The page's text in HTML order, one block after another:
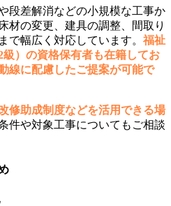
段差解消などの小規模な工事か
材の変更、建具の調整、間取り
で幅広く対応しています。 福祉
）の資格保有者も在籍してお
線に配慮したご提案が可能で
修助成制度などを活用できる場
件や対象工事についてもご相談